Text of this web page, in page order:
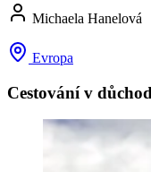
Michaela Hanelová
Evropa
Cestování v